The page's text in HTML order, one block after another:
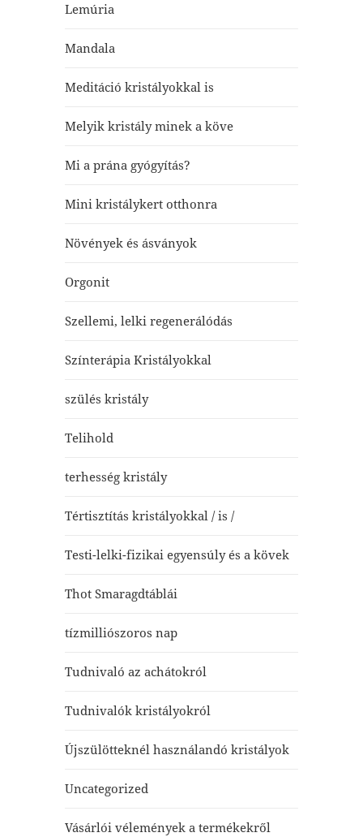
Lemúria
Mandala
Meditáció kristályokkal is
Melyik kristály minek a köve
Mi a prána gyógyítás?
Mini kristálykert otthonra
Növények és ásványok
Orgonit
Szellemi, lelki regenerálódás
Színterápia Kristályokkal
szülés kristály
Telihold
terhesség kristály
Tértisztítás kristályokkal / is /
Testi-lelki-fizikai egyensúly és a kövek
Thot Smaragdtáblái
tízmilliószoros nap
Tudnivaló az achátokról
Tudnivalók kristályokról
Újszülötteknél használandó kristályok
Uncategorized
Vásárlói vélemények a termékekről